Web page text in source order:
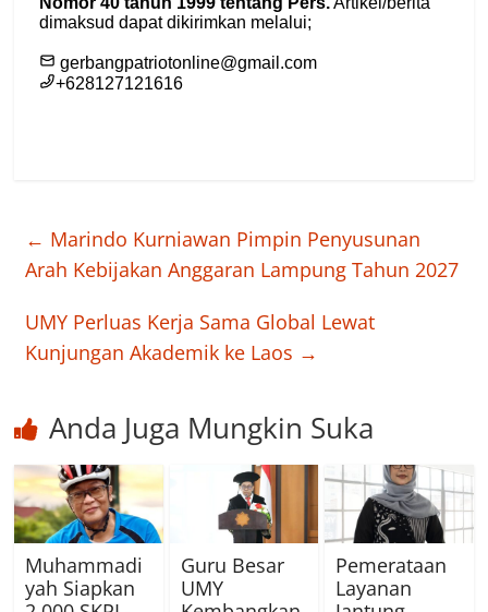
← Marindo Kurniawan Pimpin Penyusunan
Arah Kebijakan Anggaran Lampung Tahun 2027
UMY Perluas Kerja Sama Global Lewat
Kunjungan Akademik ke Laos →
Anda Juga Mungkin Suka
Muhammadi
yah Siapkan
Guru Besar
UMY
Pemerataan
Layanan